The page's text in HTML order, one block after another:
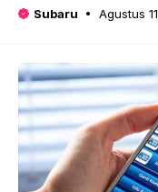
Subaru Agustus